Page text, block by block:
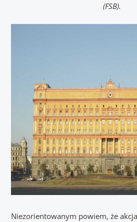
(FSB).
Niezorientowanym powiem, że akcja